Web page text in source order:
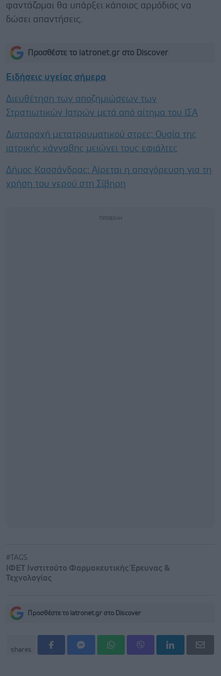
φαντάζομαι θα υπάρξει κάποιος αρμόδιος να
δώσει απαντήσεις.
Προσθέστε το iatronet.gr στο Discover
Ειδήσεις υγείας σήμερα
Διευθέτηση των αποζημιώσεων των
Στρατιωτικών Ιατρών μετά από αίτημα του ΙΣΑ
Διαταραχή μετατραυματικού στρες: Ουσία της
ιατρικής κάνναβης μειώνει τους εφιάλτες
Δήμος Κασσάνδρας: Αίρεται η απαγόρευση για τη
χρήση του νερού στη Σίβηρη
#TAGS
ΙΦΕΤ Ινστιτούτο Φαρμακευτικής Έρευνας &
Τεχνολογίας
Προσθέστε το iatronet.gr στο Discover
shares